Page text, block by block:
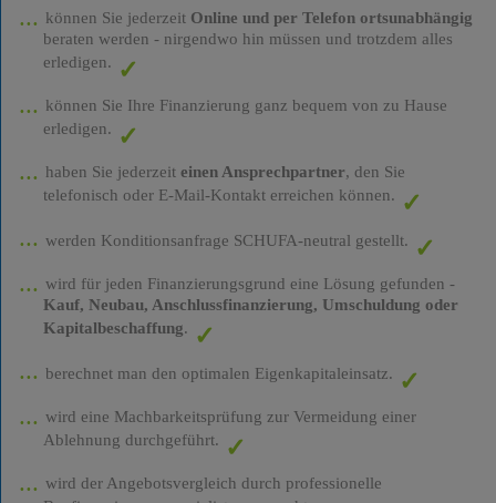
können Sie jederzeit Online und per Telefon ortsunabhängig
beraten werden - nirgendwo hin müssen und trotzdem alles
erledigen.
können Sie Ihre Finanzierung ganz bequem von zu Hause
erledigen.
haben Sie jederzeit einen Ansprechpartner, den Sie
telefonisch oder E-Mail-Kontakt erreichen können.
werden Konditionsanfrage SCHUFA-neutral gestellt.
wird für jeden Finanzierungsgrund eine Lösung gefunden -
Kauf, Neubau, Anschlussfinanzierung, Umschuldung oder
Kapitalbeschaffung.
berechnet man den optimalen Eigenkapitaleinsatz.
wird eine Machbarkeitsprüfung zur Vermeidung einer
Ablehnung durchgeführt.
wird der Angebotsvergleich durch professionelle